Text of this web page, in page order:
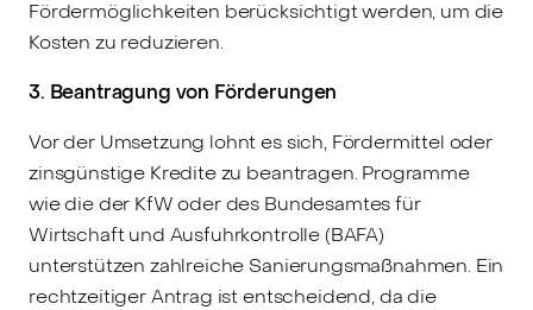
Fördermöglichkeiten berücksichtigt werden, um die
Kosten zu reduzieren.
3. Beantragung von Förderungen
Vor der Umsetzung lohnt es sich, Fördermittel oder
zinsgünstige Kredite zu beantragen. Programme
wie die der KfW oder des Bundesamtes für
Wirtschaft und Ausfuhrkontrolle (BAFA)
unterstützen zahlreiche Sanierungsmaßnahmen. Ein
rechtzeitiger Antrag ist entscheidend, da die